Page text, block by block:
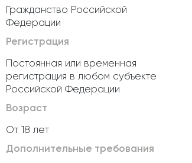
Гражданство Российской
Федерации
Регистрация
Постоянная или временная
регистрация в любом субъекте
Российской Федерации
Возраст
От 18 лет
Дополнительные требования